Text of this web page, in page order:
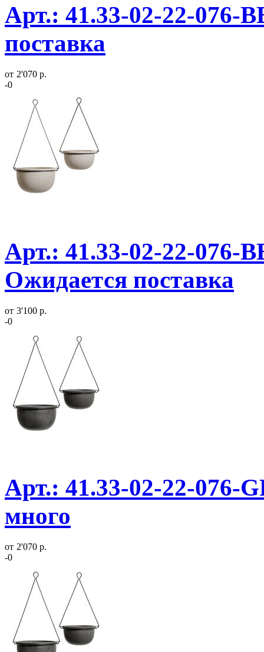
Арт.: 41.33-02-22-076-
поставка
от 2'070 р.
-0
Арт.: 41.33-02-22-076-
Ожидается поставка
от 3'100 р.
-0
Арт.: 41.33-02-22-076-
много
от 2'070 р.
-0